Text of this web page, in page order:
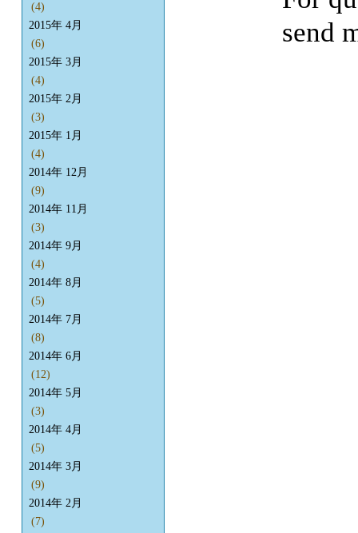
(4)
2015年 4月
(6)
2015年 3月
(4)
2015年 2月
(3)
2015年 1月
(4)
2014年 12月
(9)
2014年 11月
(3)
2014年 9月
(4)
2014年 8月
(5)
2014年 7月
(8)
2014年 6月
(12)
2014年 5月
(3)
2014年 4月
(5)
2014年 3月
(9)
2014年 2月
(7)
send